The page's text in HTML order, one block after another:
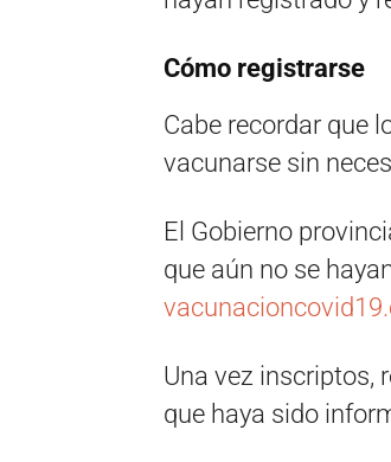
Cómo registrarse
Cabe recordar que
vacunarse sin
El Gobierno
que aún no se
Una vez inscriptos,
que haya sido